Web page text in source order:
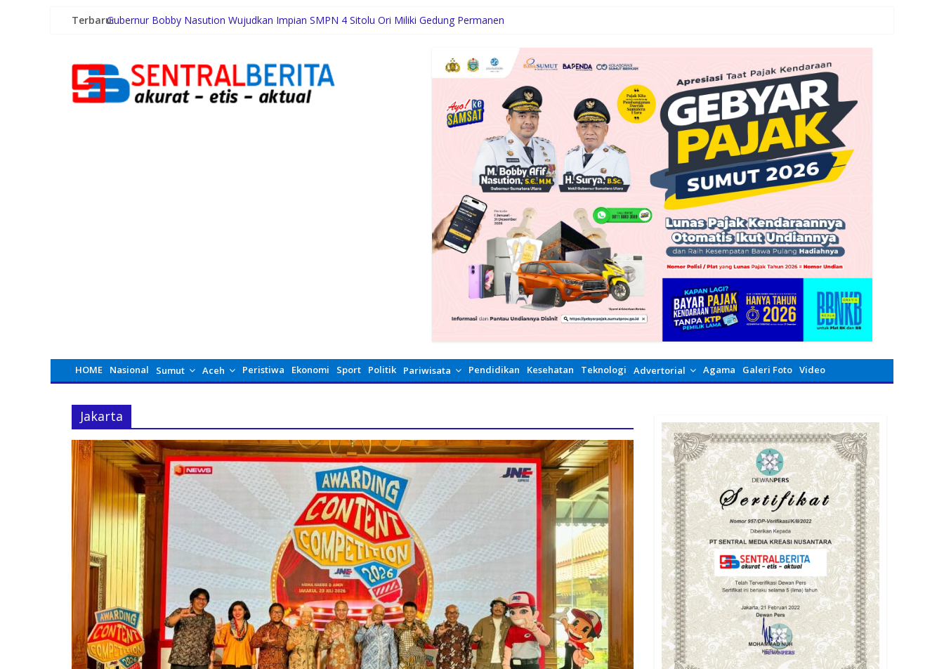
Terbaru:Gubernur Bobby Nasution Wujudkan Impian SMPN 4 Sitolu Ori Miliki Gedung Permanen
Sutarto Minta Banteng Sumut Merah FC Harumkan Nama Sumut di Ajang Soekarno Cup 2026
Persiapan HUT RI ke-81, Anggota Paskibra Kecamatan Idi Tunong Mulai Gelar Latihan Intensif
Satres PPAPPO Polres Karo Ringkus Pemuda
HOME Nasional Sumut Aceh Peristiwa Ekonomi Sport Politik Pariwisata Pendidikan Kesehatan Teknologi Advertorial Agama Galeri Foto Video
Jakarta